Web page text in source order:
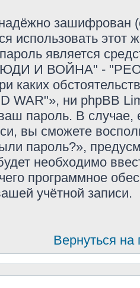
зашифрован
использовать этот
является
И ВОЙНА" -
каких
WAR"», ни phpBB
пароль. В
вы сможете
пароль?»,
необходимо
программное
учётной записи.
Вернуться